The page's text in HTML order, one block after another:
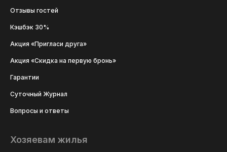
Отзывы гостей
Кэшбэк 30%
Акция «Пригласи друга»
Акция «Скидка на первую бронь»
Гарантии
Суточный Журнал
Вопросы и ответы
Хозяевам жилья